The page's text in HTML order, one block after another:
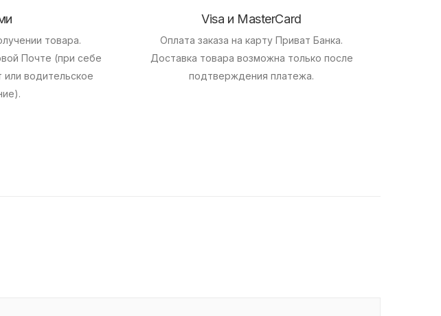
товара.
Почте (при себе
водительское
Visa и MasterCard
Оплата заказа на карту Приват Банка.
Доставка товара возможна только после
подтверждения платежа.